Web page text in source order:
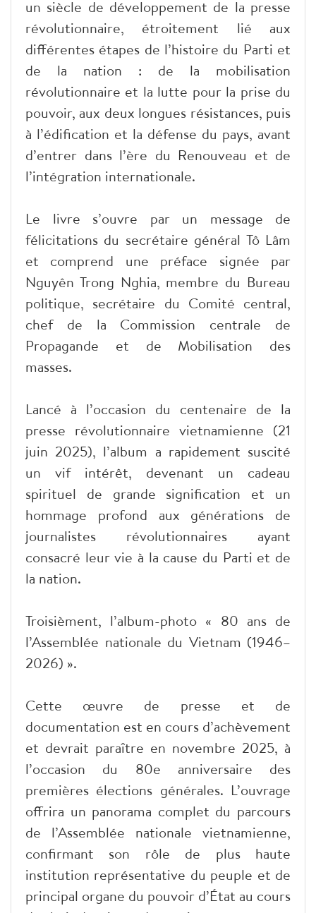
un siècle de développement de la presse
révolutionnaire, étroitement lié aux
différentes étapes de l’histoire du Parti et
de la nation : de la mobilisation
révolutionnaire et la lutte pour la prise du
pouvoir, aux deux longues résistances, puis
à l’édification et la défense du pays, avant
d’entrer dans l’ère du Renouveau et de
l’intégration internationale.
Le livre s’ouvre par un message de
félicitations du secrétaire général Tô Lâm
et comprend une préface signée par
Nguyên Trong Nghia, membre du Bureau
politique, secrétaire du Comité central,
chef de la Commission centrale de
Propagande et de Mobilisation des
masses.
Lancé à l’occasion du centenaire de la
presse révolutionnaire vietnamienne (21
juin 2025), l’album a rapidement suscité
un vif intérêt, devenant un cadeau
spirituel de grande signification et un
hommage profond aux générations de
journalistes révolutionnaires ayant
consacré leur vie à la cause du Parti et de
la nation.
Troisièment, l’album-photo « 80 ans de
l’Assemblée nationale du Vietnam (1946–
2026) ».
Cette œuvre de presse et de
documentation est en cours d’achèvement
et devrait paraître en novembre 2025, à
l’occasion du 80e anniversaire des
premières élections générales. L’ouvrage
offrira un panorama complet du parcours
de l’Assemblée nationale vietnamienne,
confirmant son rôle de plus haute
institution représentative du peuple et de
principal organe du pouvoir d’État au cours